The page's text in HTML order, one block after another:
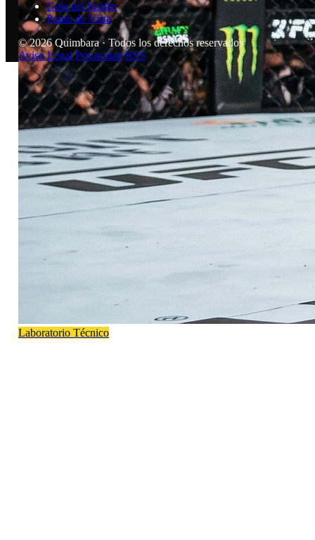
Laboratorio Técnico
Guía del Insider
Punto de Vista
© 2026 Quimbara · Todos los derechos reservados
Aviso Legal Privacidad RSS